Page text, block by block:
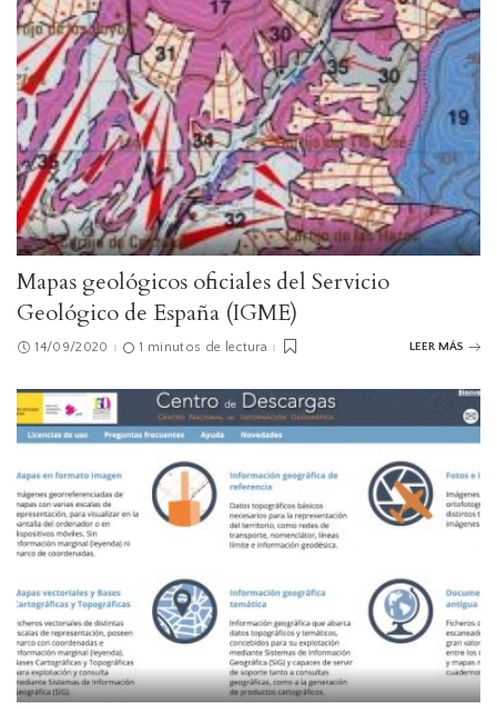
Mapas geológicos oficiales del Servicio
Geológico de España (IGME)
14/09/2020 1 minutos de lectura LEER MÁS